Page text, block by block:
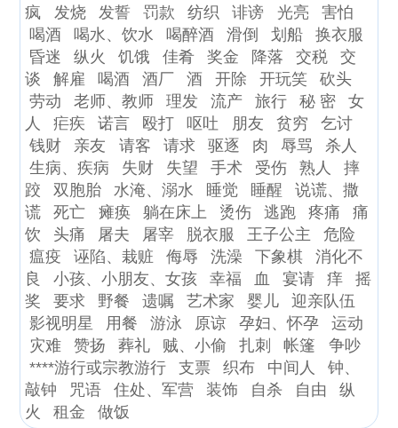
疯
发烧 发誓 罚款 纺织 诽谤 光亮
害怕
喝酒
喝水、饮水 喝醉酒 滑倒 划船
换衣服
昏迷
纵火 饥饿 佳肴 奖金 降落 交税
交
谈
解雇 喝酒 酒厂 酒 开除 开玩笑
砍头
劳动
老师、教师 理发 流产 旅行 秘 密
女
人
疟疾 诺言 殴打 呕吐 朋友 贫穷
乞讨
钱财
亲友 请客 请求 驱逐 肉 辱骂
杀人
生病、疾病
失财 失望 手术 受伤 熟人
摔
跤
双胞胎 水淹、溺水 睡觉 睡醒
说谎、撒
谎
死亡 瘫痪 躺在床上 烫伤 逃跑 疼痛
痛
饮
头痛 屠夫 屠宰 脱衣服 王子公主
危险
瘟疫
诬陷、栽赃 侮辱 洗澡 下象棋
消化不
良
小孩、小朋友、女孩 幸福 血 宴请 痒
摇
奖
要求 野餐 遗嘱 艺术家 婴儿
迎亲队伍
影视明星
用餐 游泳 原谅 孕妇、怀孕
运动
灾难
赞扬 葬礼 贼、小偷 扎刺 帐篷
争吵
****游行或宗教游行
支票 织布 中间人
钟、
敲钟
咒语 住处、军营 装饰 自杀 自由
纵
火
租金 做饭